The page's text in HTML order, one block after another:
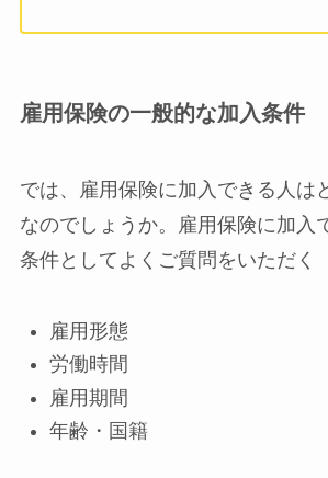
雇用保険の一般的な加入条件
では、雇用保険に加入できる人は
なのでしょうか。雇用保険に加入
条件としてよくご質問をいただく
雇用形態
労働時間
雇用期間
年齢・国籍